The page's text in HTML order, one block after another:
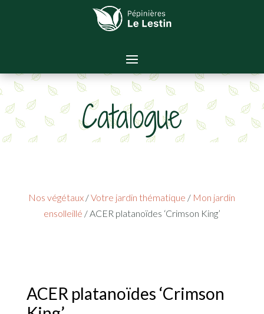
Catalogue
Nos végétaux /Votre jardin thématique / Mon jardin
ensolleillé / ACER platanoïdes ‘Crimson King’
ACER platanoïdes ‘Crimson